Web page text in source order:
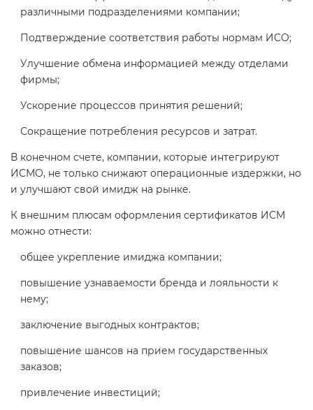
различными подразделениями компании;
Подтверждение соответствия работы нормам ИСО;
Улучшение обмена информацией между отделами
фирмы;
Ускорение процессов принятия решений;
Сокращение потребления ресурсов и затрат.
В конечном счете, компании, которые интегрируют
ИСМО, не только снижают операционные издержки, но
и улучшают свой имидж на рынке.
К внешним плюсам оформления сертификатов ИСМ
можно отнести:
общее укрепление имиджа компании;
повышение узнаваемости бренда и лояльности к
нему;
заключение выгодных контрактов;
повышение шансов на прием государственных
заказов;
привлечение инвестиций;